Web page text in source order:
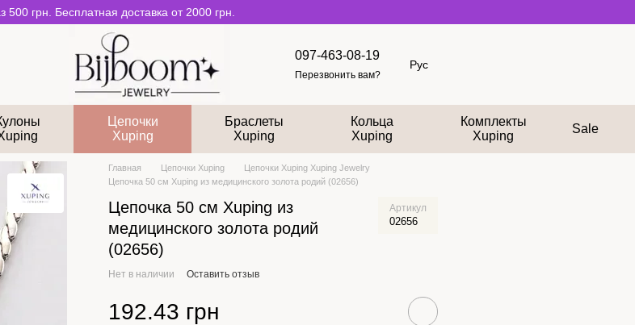
500 грн. Бесплатная доставка от 2000 грн.
097-463-08-19
Перезвонить вам?
Рус
Цепочки
Xuping
Браслеты
Xuping
Кольца
Xuping
Комплекты
Xuping
Sale
Главная Цепочки Xuping
Цепочки Xuping Xuping Jewelry
Цепочка 50 см Xuping из медицинского золота родий (02656)
Цепочка 50 см Xuping из
медицинского золота родий
(02656)
Артикул
02656
Нет в наличии Оставить отзыв
192.43 грн